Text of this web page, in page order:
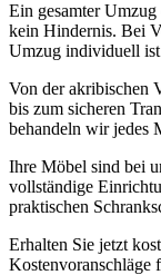
Ein gesamter
kein Hindernis. Bei
Umzug individuell
Von der akribischen
bis zum sicheren
behandeln wir jedes
Ihre Möbel sind bei
vollständige
praktischen
Erhalten Sie jetzt
Kostenvoranschläge